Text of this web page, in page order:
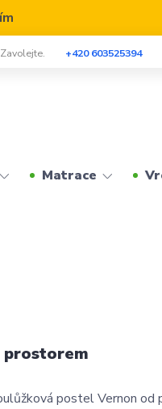
+420 603525394
Matrace
prostorem
postel Vernon od